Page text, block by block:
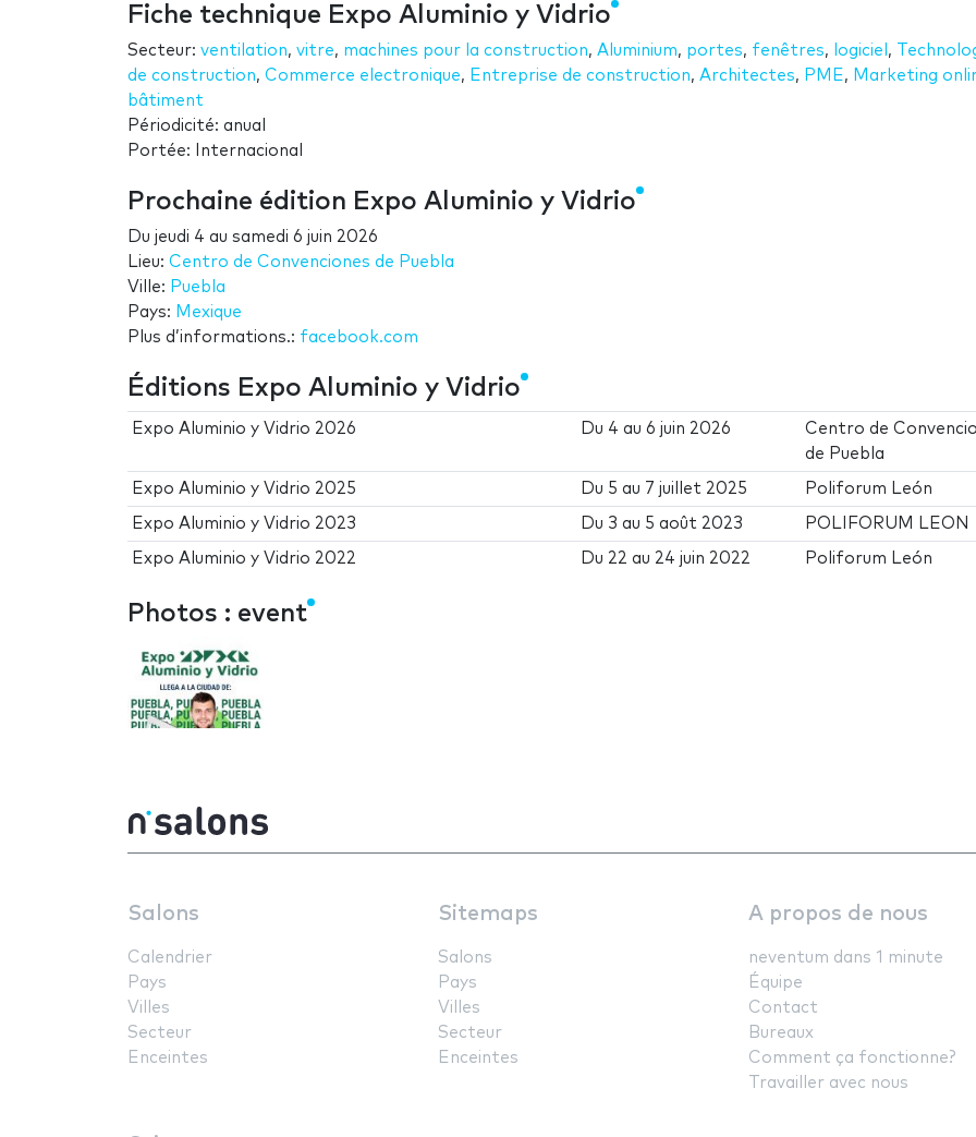
Fiche technique Expo Aluminio y Vidrio
Secteur: ventilation, vitre, machines pour la construction, Aluminium, portes, fenêtres, logiciel ,
de construction, Commerce electronique, Entreprise de construction, Architectes, PME, Marketing
bâtiment
Périodicité: anual
Portée: Internacional
Prochaine édition Expo Aluminio y Vidrio
Du jeudi 4 au samedi 6 juin 2026
Lieu: Centro de Convenciones de Puebla
Ville: Puebla
Pays: Mexique
Plus d’informations.: facebook.com
Éditions Expo Aluminio y Vidrio
Expo Aluminio y Vidrio 2026 Du 4 au6 juin 2026
Centro de
de Puebla
Expo Aluminio y Vidrio 2025 Du 5 au 7 juillet 2025 Poliforum León
Expo Aluminio y Vidrio 2023 Du 3 au 5 août 2023 POLIFORUM LEON
Expo Aluminio y Vidrio 2022 Du 22 au 24 juin 2022 Poliforum León
Photos : event
Salons
Calendrier
Pays
Villes
Secteur
Enceintes
Sitemaps
Salons
Pays
Villes
Secteur
Enceintes
A propos de nous
neventum dans 1 minute
Équipe
Contact
Bureaux
Comment ça fonctionne?
Travailler avec nous